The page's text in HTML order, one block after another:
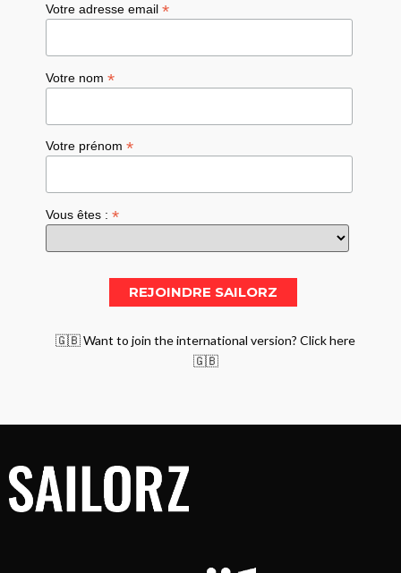
Votre adresse email*
Votre nom*
Votre prénom*
Vous êtes :*
🇬🇧 Want to join the international version? Click here
🇬🇧